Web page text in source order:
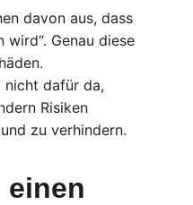
davon aus, dass
wird“. Genau diese
nicht dafür da,
Risiken
zu verhindern.
einen